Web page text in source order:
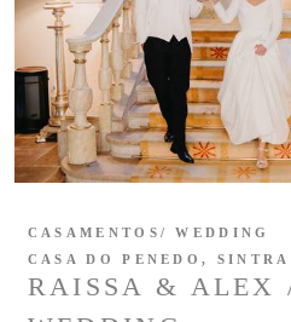
RAISSA & ALEX
CASAMENTOS/ WEDDING
CASA DO PENEDO, SINTRA